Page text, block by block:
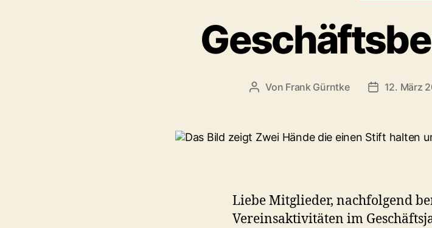
Beitragsautor
Von Frank Gürntke 12. März
Liebe Mitglieder, nachfolgend
Vereinsaktivitäten im